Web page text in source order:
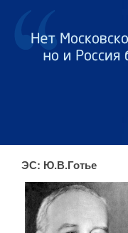
ЭС: Ю.В.Готье